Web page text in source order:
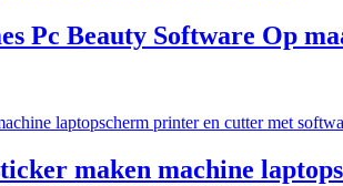
Pc Beauty Software Op
maken machine